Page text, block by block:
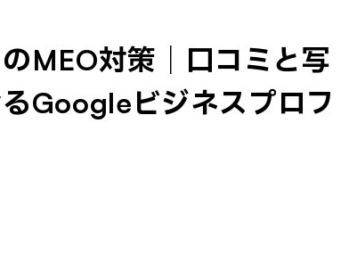
MEO対策｜口コミと写
Googleビジネスプロフ